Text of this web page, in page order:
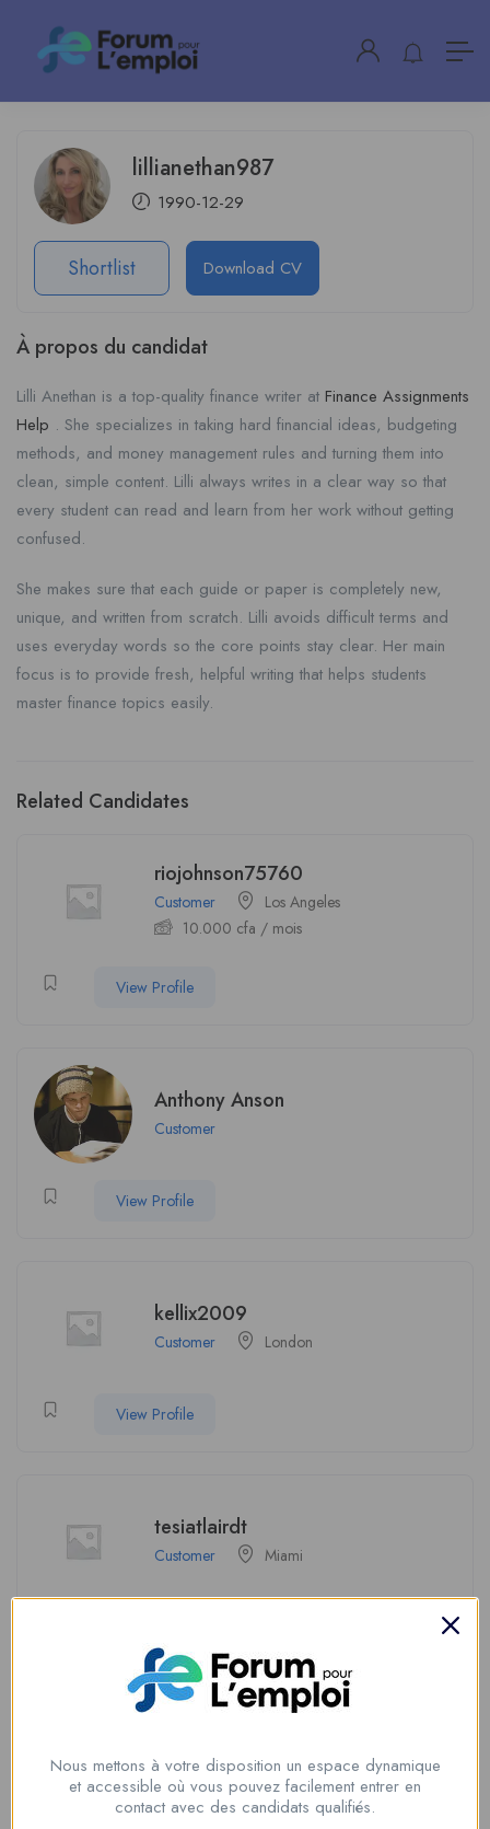
lillianethan987
1990-12-29
Shortlist Download CV
À propos du candidat
Lilli Anethan is a top-quality finance writer at Finance Assignments
Help . She specializes in taking hard financial ideas, budgeting
methods, and money management rules and turning them into
clean, simple content. Lilli always writes in a clear way so that
every student can read and learn from her work without getting
confused.
She makes sure that each guide or paper is completely new,
unique, and written from scratch. Lilli avoids difficult terms and
uses everyday words so the core points stay clear. Her main
focus is to provide fresh, helpful writing that helps students
master finance topics easily.
Related Candidates
riojohnson75760
Customer
Los Angeles
10.000 cfa / mois
View Profile
Anthony Anson
Customer
View Profile
kellix2009
Customer London
View Profile
tesiatlairdt
Customer Miami
“lillianethan987”
Vous devez êtreconnectépour poster un avis.
Nous mettons à votre disposition un espace dynamique
et accessible où vous pouvez facilement entrer en
contact avec des candidats qualifiés.